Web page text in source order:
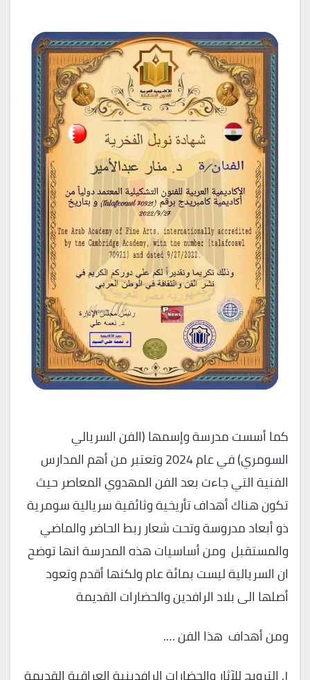
كما أسست مدرسة وإسمها (الفن السريالي
السومري) في عام 2024 وتعتبر من أهم المدارس
الفنية التي جاءت بعد الفن المهدوي المعاصر حيث
تكون هناك أهداف تأريخية وثائقية سريالية سومرية
ذو أبعاد مدروسة وتحت شعار ربط الحاضر والماضي
والمستقبل ومن أساسيات هذه المدرسة انها توضح
ان السريالية ليست بمائة عام ولكنها أقدم وتعود
أصلها الى بلاد الرافدين والحضارات القديمة
ومن أهداف هذا الفن ….
١. الترويج للآثار والحضارات الرافدينية العراقية القديمة